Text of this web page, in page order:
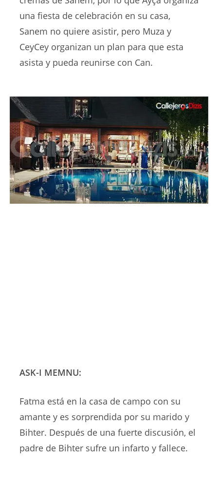
una fiesta de celebración en su casa,
Sanem no quiere asistir, pero Muza y
CeyCey organizan un plan para que esta
asista y pueda reunirse con Can.
ASK-I MEMNU:
Fatma está en la casa de campo con su
amante y es sorprendida por su marido y
Bihter. Después de una fuerte discusión, el
padre de Bihter sufre un infarto y fallece.